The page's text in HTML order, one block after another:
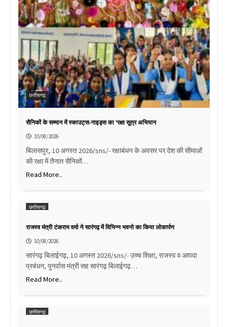
छत्तीसगढ़
सैनिकों के सम्मान में स्काउट्स-गाइड्स का ‘रक्षा सूत्र अभियान
10/08/2026
बिलासपुर, 10 अगस्त 2026/sns/- रक्षाबंधन के अवसर पर देश की सीमाओं
की रक्षा में तैनात सैनिकों…
Read More..
छत्तीसगढ़
राजस्व मंत्री टंकराम वर्मा ने सारंगढ़ में विभिन्न भवनो का किया लोकार्पण
10/08/2026
सारंगढ़ बिलाईगढ़, 10 अगस्त 2026/sns/- उच्च शिक्षा, राजस्व व आपदा
प्रबंधन, पुनर्वास मंत्री सह सारंगढ़ बिलाईगढ़…
Read More..
छत्तीसगढ़